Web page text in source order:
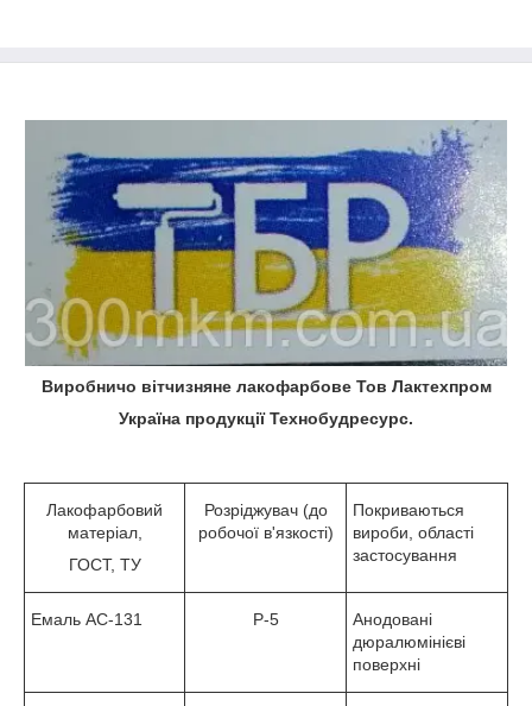
Виробничо вітчизняне лакофарбове Тов Лактехпром
Україна продукції Технобудресурс.
Лакофарбовий
матеріал,
ГОСТ, ТУ
Розріджувач (до
робочої в'язкості)
Покриваються
вироби, області
застосування
Емаль АС-131 Р-5
Анодовані
дюралюмінієві
поверхні